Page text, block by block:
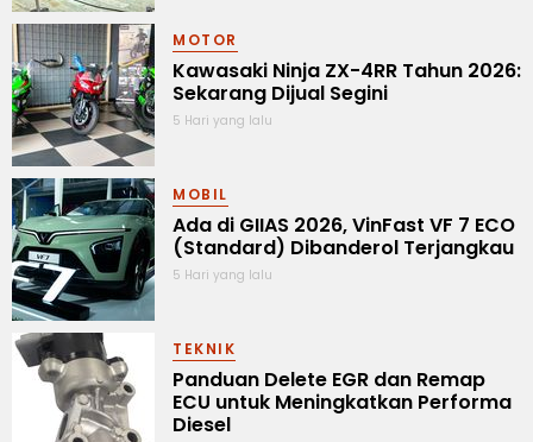
MOTOR
Kawasaki Ninja ZX-4RR Tahun 2026:
Sekarang Dijual Segini
5 Hari yang lalu
MOBIL
Ada di GIIAS 2026, VinFast VF 7 ECO
(Standard) Dibanderol Terjangkau
5 Hari yang lalu
TEKNIK
Panduan Delete EGR dan Remap
ECU untuk Meningkatkan Performa
Diesel